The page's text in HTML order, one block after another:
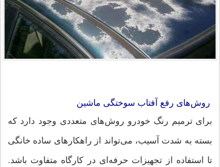
روش‌های رفع آفتاب سوختگی ماشین
برای ترمیم رنگ خودرو روش‌های متعددی وجود دارد که
بسته به شدت آسیب، می‌تواند از راهکارهای ساده خانگی
تا استفاده از تجهیزات حرفه‌ای در کارگاه متفاوت باشد.